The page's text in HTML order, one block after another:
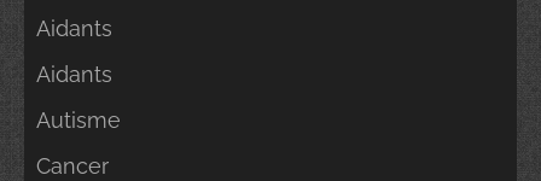
Aidants
Aidants
Autisme
Cancer